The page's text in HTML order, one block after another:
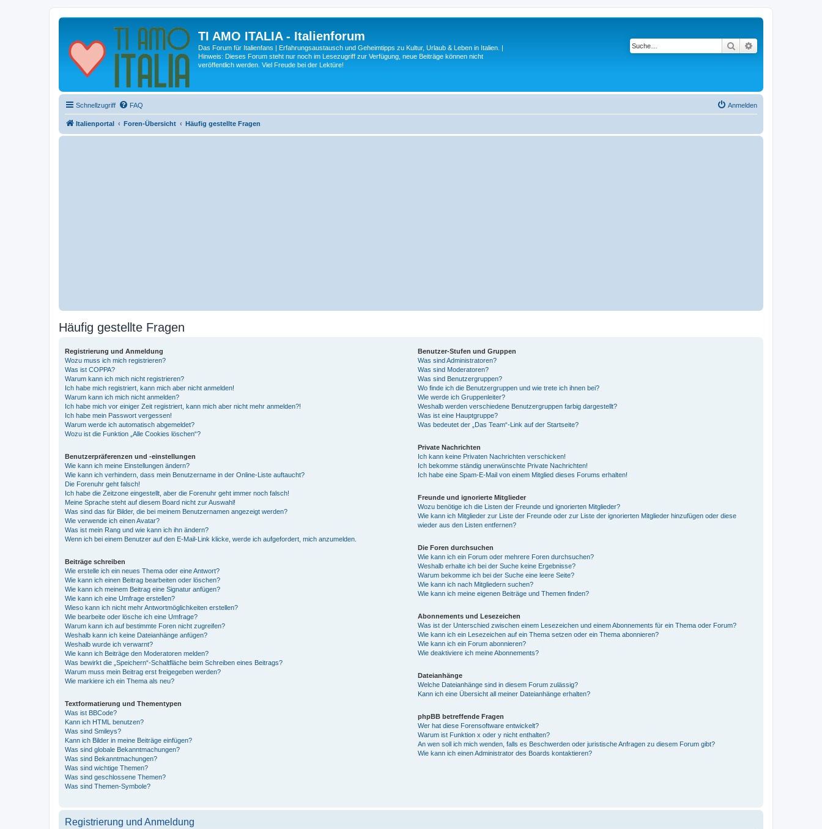
TI AMO ITALIA - Italienforum
Das Forum für Italienfans | Erfahrungsaustausch und Geheimtipps zu Kultur, Urlaub & Leben in Italien. |
Hinweis: Dieses Forum steht nur noch im Lesezugriff zur Verfügung, neue Beiträge können nicht
veröffentlich werden. Viel Freude bei der Lektüre!
Suche
Schnellzugriff FAQ Anmelden
Italienportal Foren-Übersicht Häufig gestellte Fragen
Häufig gestellte Fragen
Registrierung und Anmeldung
Wozu muss ich mich registrieren?
Was ist COPPA?
Warum kann ich mich nicht registrieren?
Ich habe mich registriert, kann mich aber nicht anmelden!
Warum kann ich mich nicht anmelden?
Ich habe mich vor einiger Zeit registriert, kann mich aber nicht mehr anmelden?!
Ich habe mein Passwort vergessen!
Warum werde ich automatisch abgemeldet?
Wozu ist die Funktion „Alle Cookies löschen“?
Benutzerpräferenzen und -einstellungen
Wie kann ich meine Einstellungen ändern?
Wie kann ich verhindern, dass mein Benutzername in der Online-Liste auftaucht?
Die Forenuhr geht falsch!
Ich habe die Zeitzone eingestellt, aber die Forenuhr geht immer noch falsch!
Meine Sprache steht auf diesem Board nicht zur Auswahl!
Was sind das für Bilder, die bei meinem Benutzernamen angezeigt werden?
Wie verwende ich einen Avatar?
Was ist mein Rang und wie kann ich ihn ändern?
Wenn ich bei einem Benutzer auf den E-Mail-Link klicke, werde ich aufgefordert, mich anzumelden.
Beiträge schreiben
Wie erstelle ich ein neues Thema oder eine Antwort?
Wie kann ich einen Beitrag bearbeiten oder löschen?
Wie kann ich meinem Beitrag eine Signatur anfügen?
Wie kann ich eine Umfrage erstellen?
Wieso kann ich nicht mehr Antwortmöglichkeiten erstellen?
Wie bearbeite oder lösche ich eine Umfrage?
Warum kann ich auf bestimmte Foren nicht zugreifen?
Weshalb kann ich keine Dateianhänge anfügen?
Weshalb wurde ich verwarnt?
Wie kann ich Beiträge den Moderatoren melden?
Was bewirkt die „Speichern“-Schaltfläche beim Schreiben eines Beitrags?
Warum muss mein Beitrag erst freigegeben werden?
Wie markiere ich ein Thema als neu?
Textformatierung und Thementypen
Was ist BBCode?
Kann ich HTML benutzen?
Was sind Smileys?
Kann ich Bilder in meine Beiträge einfügen?
Was sind globale Bekanntmachungen?
Was sind Bekanntmachungen?
Was sind wichtige Themen?
Was sind geschlossene Themen?
Was sind Themen-Symbole?
Benutzer-Stufen und Gruppen
Was sind Administratoren?
Was sind Moderatoren?
Was sind Benutzergruppen?
Wo finde ich die Benutzergruppen und wie trete ich ihnen bei?
Wie werde ich Gruppenleiter?
Weshalb werden verschiedene Benutzergruppen farbig dargestellt?
Was ist eine Hauptgruppe?
Was bedeutet der „Das Team“-Link auf der Startseite?
Private Nachrichten
Ich kann keine Privaten Nachrichten verschicken!
Ich bekomme ständig unerwünschte Private Nachrichten!
Ich habe eine Spam-E-Mail von einem Mitglied dieses Forums erhalten!
Freunde und ignorierte Mitglieder
Wozu benötige ich die Listen der Freunde und ignorierten Mitglieder?
Wie kann ich Mitglieder zur Liste der Freunde oder zur Liste der ignorierten Mitglieder hinzufügen oder diese
wieder aus den Listen entfernen?
Die Foren durchsuchen
Wie kann ich ein Forum oder mehrere Foren durchsuchen?
Weshalb erhalte ich bei der Suche keine Ergebnisse?
Warum bekomme ich bei der Suche eine leere Seite?
Wie kann ich nach Mitgliedern suchen?
Wie kann ich meine eigenen Beiträge und Themen finden?
Abonnements und Lesezeichen
Was ist der Unterschied zwischen einem Lesezeichen und einem Abonnements für ein Thema oder Forum?
Wie kann ich ein Lesezeichen auf ein Thema setzen oder ein Thema abonnieren?
Wie kann ich ein Forum abonnieren?
Wie deaktiviere ich meine Abonnements?
Dateianhänge
Welche Dateianhänge sind in diesem Forum zulässig?
Kann ich eine Übersicht all meiner Dateianhänge erhalten?
phpBB betreffende Fragen
Wer hat diese Forensoftware entwickelt?
Warum ist Funktion x oder y nicht enthalten?
An wen soll ich mich wenden, falls es Beschwerden oder juristische Anfragen zu diesem Forum gibt?
Wie kann ich einen Administrator des Boards kontaktieren?
Registrierung und Anmeldung